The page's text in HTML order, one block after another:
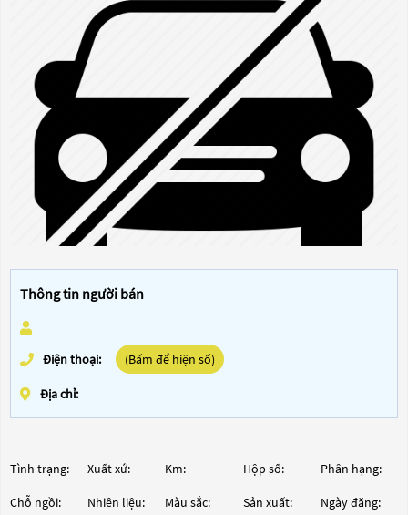
Thông tin người bán
Điện thoại: (Bấm để hiện số)
Địa chỉ:
Tình trạng: Xuất xứ: Km: Hộp số: Phân hạng:
Chỗ ngồi: Nhiên liệu: Màu sắc: Sản xuất: Ngày đăng: